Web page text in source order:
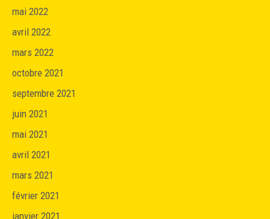
mai 2022
avril 2022
mars 2022
octobre 2021
septembre 2021
juin 2021
mai 2021
avril 2021
mars 2021
février 2021
janvier 2021